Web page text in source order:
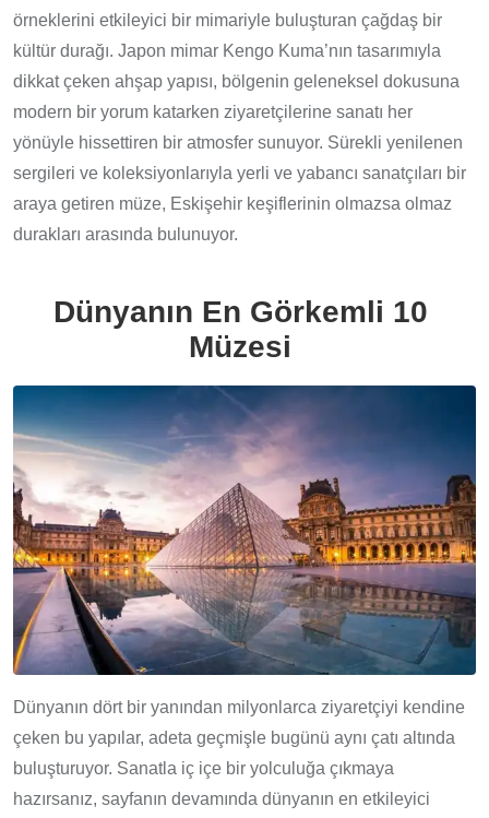
örneklerini etkileyici bir mimariyle buluşturan çağdaş bir
kültür durağı. Japon mimar Kengo Kuma’nın tasarımıyla
dikkat çeken ahşap yapısı, bölgenin geleneksel dokusuna
modern bir yorum katarken ziyaretçilerine sanatı her
yönüyle hissettiren bir atmosfer sunuyor. Sürekli yenilenen
sergileri ve koleksiyonlarıyla yerli ve yabancı sanatçıları bir
araya getiren müze, Eskişehir keşiflerinin olmazsa olmaz
durakları arasında bulunuyor.
Dünyanın En Görkemli 10
Müzesi
Dünyanın dört bir yanından milyonlarca ziyaretçiyi kendine
çeken bu yapılar, adeta geçmişle bugünü aynı çatı altında
buluşturuyor. Sanatla iç içe bir yolculuğa çıkmaya
hazırsanız, sayfanın devamında dünyanın en etkileyici